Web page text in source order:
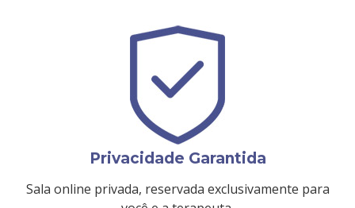
Privacidade Garantida
Sala online privada, reservada exclusivamente para